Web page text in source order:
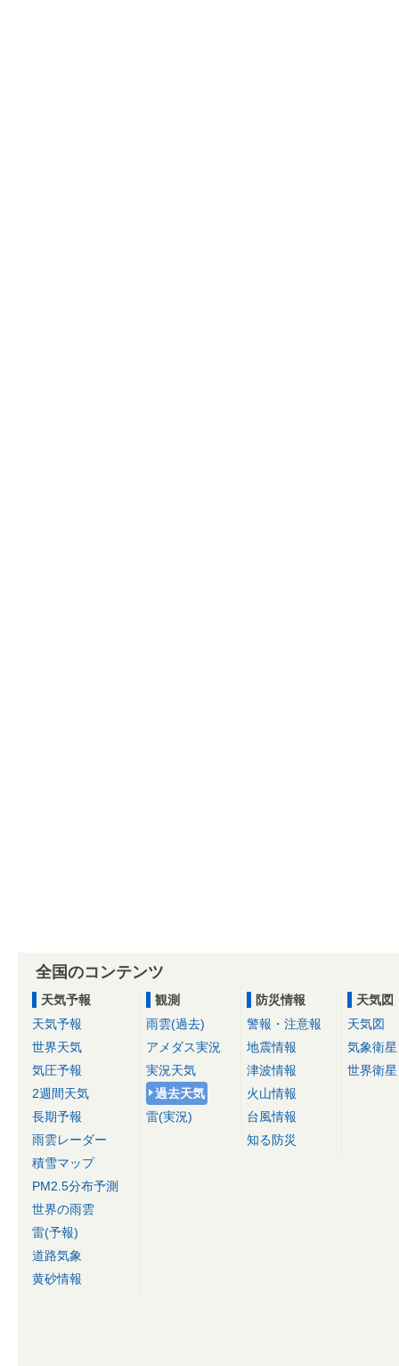
全国のコンテンツ
天気予報
天気予報
世界天気
気圧予報
2週間天気
長期予報
雨雲レーダー
積雪マップ
PM2.5分布予測
世界の雨雲
雷(予報)
道路気象
黄砂情報
観測
雨雲(過去)
アメダス実況
実況天気
過去天気
雷(実況)
防災情報
警報・注意報
地震情報
津波情報
火山情報
台風情報
知る防災
天気図
天気図
気象衛星
世界衛星